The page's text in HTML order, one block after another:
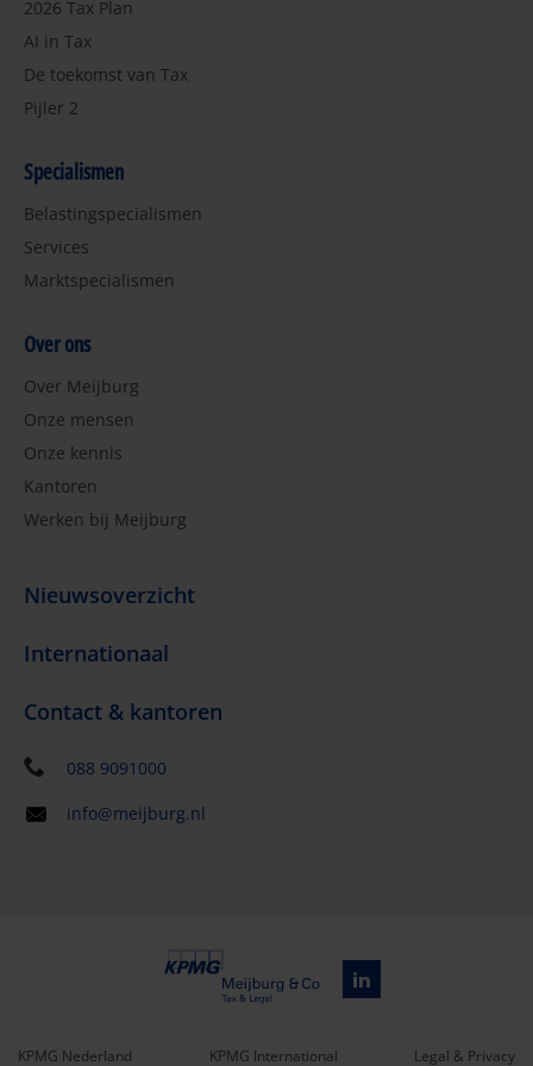
2026 Tax Plan
AI in Tax
De toekomst van Tax
Pijler 2
Specialismen
Belastingspecialismen
Services
Marktspecialismen
Over ons
Over Meijburg
Onze mensen
Onze kennis
Kantoren
Werken bij Meijburg
Nieuwsoverzicht
Internationaal
Contact & kantoren
088 9091000
info@meijburg.nl
KPMG Nederland KPMG International Legal & Privacy